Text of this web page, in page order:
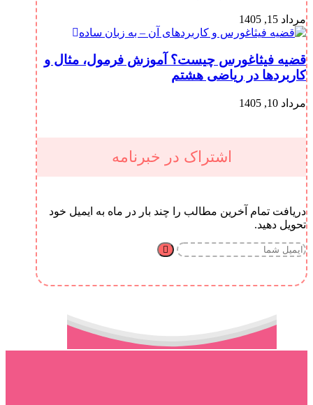
مرداد 15, 1405
قضیه فیثاغورس چیست؟ آموزش فرمول، مثال و
کاربردها در ریاضی هشتم
مرداد 10, 1405
اشتراک در خبرنامه
دریافت تمام آخرین مطالب را چند بار در ماه به ایمیل خود
تحویل دهید.